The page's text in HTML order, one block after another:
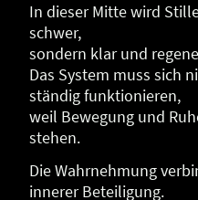
In dieser Mitte wird
schwer,
sondern klar und
Das System muss sich
ständig funktionieren,
weil Bewegung und
stehen.
Die Wahrnehmung
innerer Beteiligung.